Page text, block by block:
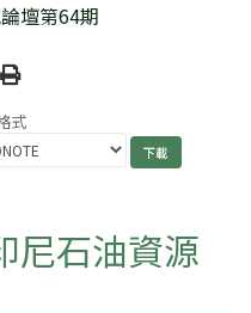
壇第64期
Print
式
尼石油資源